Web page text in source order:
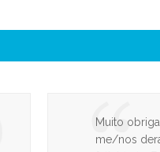
Muito
me/nos